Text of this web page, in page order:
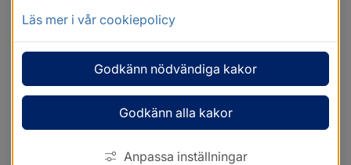
Läs mer i vår cookiepolicy
Godkänn nödvändiga kakor
Godkänn alla kakor
Anpassa inställningar